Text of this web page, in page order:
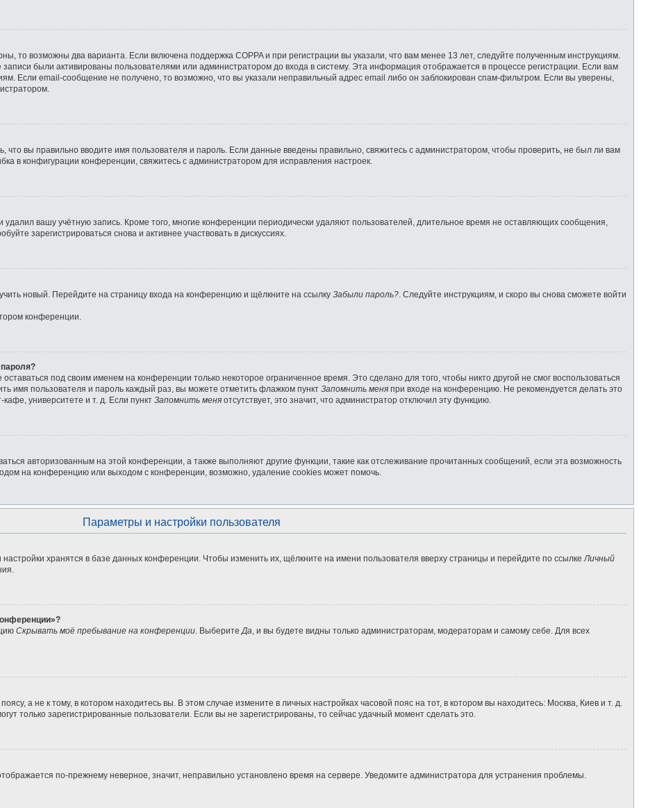
то возможны два варианта. Если включена поддержка COPPA и при регистрации вы указали, что вам менее 13 лет, следуйте полученным инструкциям.
были активированы пользователями или администратором до входа в систему. Эта информация отображается в процессе регистрации. Если вам
Если email-сообщение не получено, то возможно, что вы указали неправильный адрес email либо он заблокирован спам-фильтром. Если вы уверены,
что вы правильно вводите имя пользователя и пароль. Если данные введены правильно, свяжитесь с администратором, чтобы проверить, не был ли вам
в конфигурации конференции, свяжитесь с администратором для исправления настроек.
вашу учётную запись. Кроме того, многие конференции периодически удаляют пользователей, длительное время не оставляющих сообщения,
зарегистрироваться снова и активнее участвовать в дискуссиях.
новый. Перейдите на страницу входа на конференцию и щёлкните на ссылку Забыли пароль? . Следуйте инструкциям, и скоро вы снова сможете войти
конференции.
оставаться под своим именем на конференции только некоторое ограниченное время. Это сделано для того, чтобы никто другой не смог воспользоваться
имя пользователя и пароль каждый раз, вы можете отметить флажком пункт Запомнить меня при входе на конференцию. Не рекомендуется делать это
университете и т. д. Если пункт Запомнить меня отсутствует, это значит, что администратор отключил эту функцию.
авторизованным на этой конференции, а также выполняют другие функции, такие как отслеживание прочитанных сообщений, если эта возможность
на конференцию или выходом с конференции, возможно, удаление cookies может помочь.
Параметры и настройки пользователя
хранятся в базе данных конференции. Чтобы изменить их, щёлкните на имени пользователя вверху страницы и перейдите по ссылке Личный
Скрывать моё пребывание на конференции . Выберите Да , и вы будете видны только администраторам, модераторам и самому себе. Для всех
а не к тому, в котором находитесь вы. В этом случае измените в личных настройках часовой пояс на тот, в котором вы находитесь: Москва, Киев и т. д.
только зарегистрированные пользователи. Если вы не зарегистрированы, то сейчас удачный момент сделать это.
по-прежнему неверное, значит, неправильно установлено время на сервере. Уведомите администратора для устранения проблемы.